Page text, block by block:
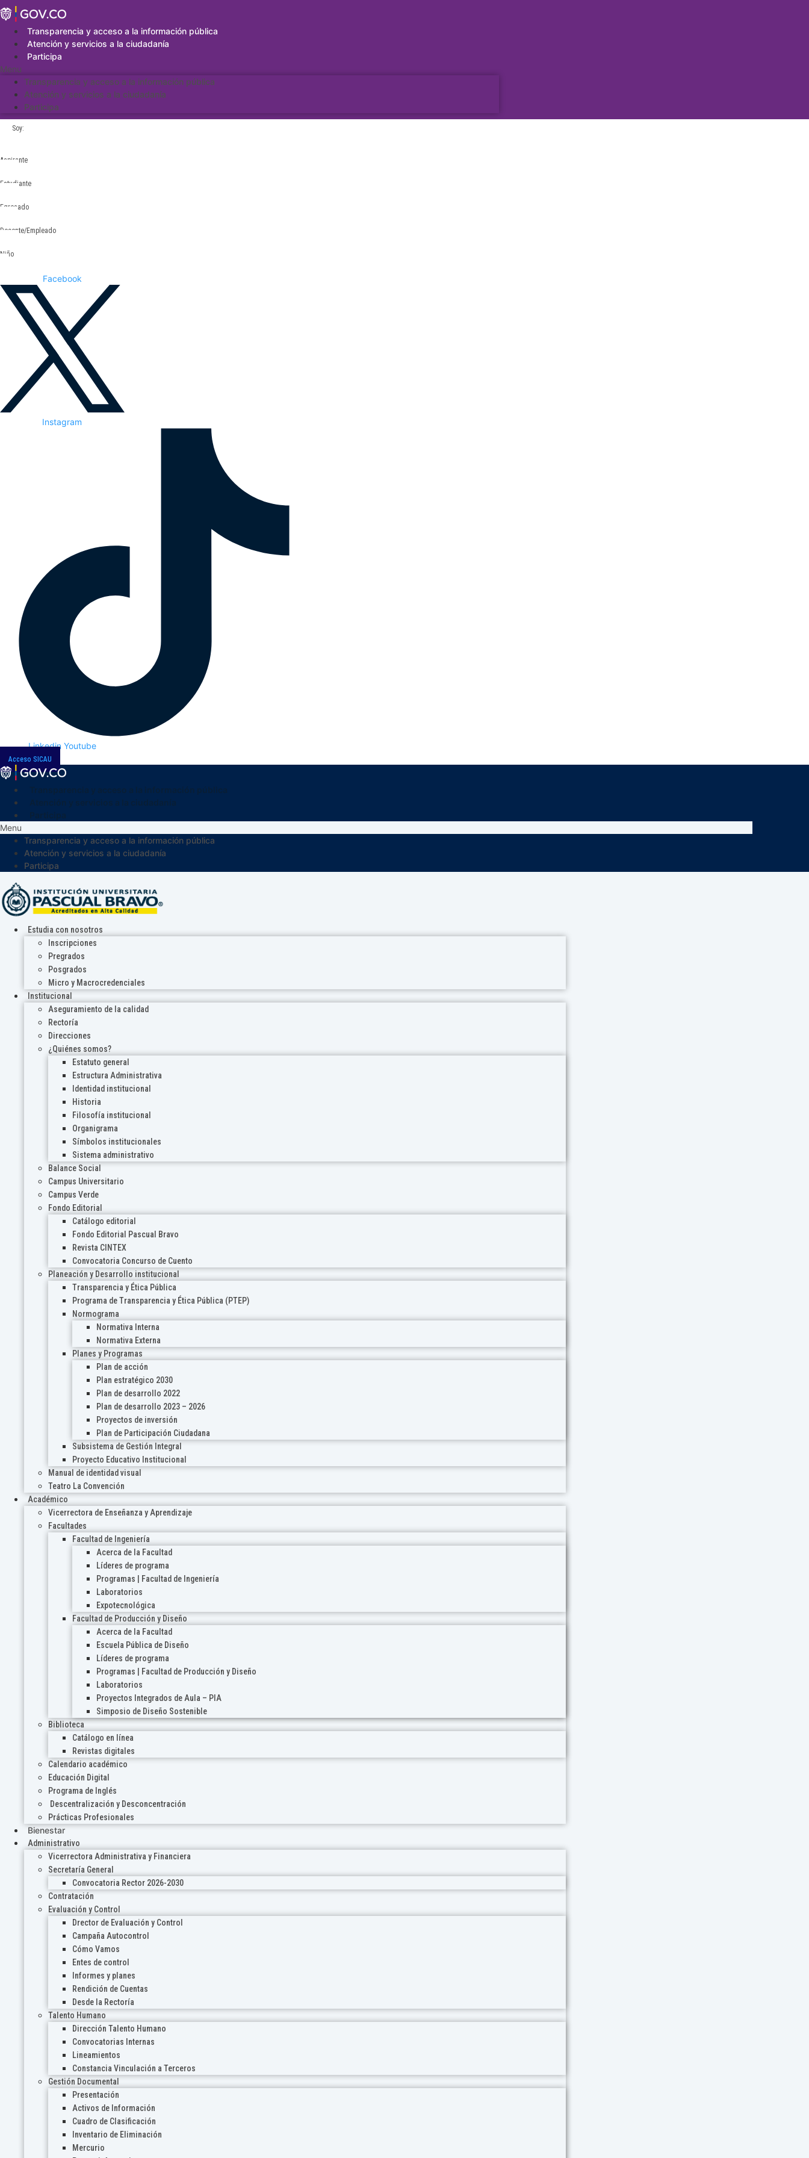
Saltar
al
contenidoTransparencia y acceso a la información pública
Atención y servicios a la ciudadanía
Participa
Menu
Transparencia y acceso a la información pública
Atención y servicios a la ciudadanía
Participa
Soy:
Aspirante
Estudiante
Egresado
Docente/Empleado
Niño
Facebook
Instagram
Linkedin Youtube
Acceso SICAU
Menu
Transparencia y acceso a la información pública
Atención y servicios a la ciudadanía
Participa
Estudia con nosotros
Inscripciones
Pregrados
Posgrados
Micro y Macrocredenciales
Institucional
Aseguramiento de la calidad
Rectoría
Direcciones
¿Quiénes somos?
Estatuto general
Estructura Administrativa
Identidad institucional
Historia
Filosofía institucional
Organigrama
Símbolos institucionales
Sistema administrativo
Balance Social
Campus Universitario
Campus Verde
Fondo Editorial
Catálogo editorial
Fondo Editorial Pascual Bravo
Revista CINTEX
Convocatoria Concurso de Cuento
Planeación y Desarrollo institucional
Transparencia y Ética Pública
Programa de Transparencia y Ética Pública (PTEP)
Normograma
Normativa Interna
Normativa Externa
Planes y Programas
Plan de acción
Plan estratégico 2030
Plan de desarrollo 2022
Plan de desarrollo 2023 – 2026
Proyectos de inversión
Plan de Participación Ciudadana
Subsistema de Gestión Integral
Proyecto Educativo Institucional
Manual de identidad visual
Teatro La Convención
Académico
Vicerrectora de Enseñanza y Aprendizaje
Facultades
Facultad de Ingeniería
Acerca de la Facultad
Líderes de programa
Programas | Facultad de Ingeniería
Laboratorios
Expotecnológica
Facultad de Producción y Diseño
Acerca de la Facultad
Escuela Pública de Diseño
Líderes de programa
Programas | Facultad de Producción y Diseño
Laboratorios
Proyectos Integrados de Aula – PIA
Simposio de Diseño Sostenible
Biblioteca
Catálogo en línea
Revistas digitales
Calendario académico
Educación Digital
Programa de Inglés
Descentralización y Desconcentración
Prácticas Profesionales
Bienestar
Administrativo
Vicerrectora Administrativa y Financiera
Secretaría General
Convocatoria Rector 2026-2030
Contratación
Evaluación y Control
Drector de Evaluación y Control
Campaña Autocontrol
Cómo Vamos
Entes de control
Informes y planes
Rendición de Cuentas
Desde la Rectoría
Talento Humano
Dirección Talento Humano
Convocatorias Internas
Lineamientos
Constancia Vinculación a Terceros
Gestión Documental
Presentación
Activos de Información
Cuadro de Clasificación
Inventario de Eliminación
Mercurio